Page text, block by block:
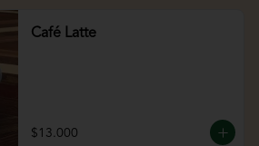
Café Latte
$13.000